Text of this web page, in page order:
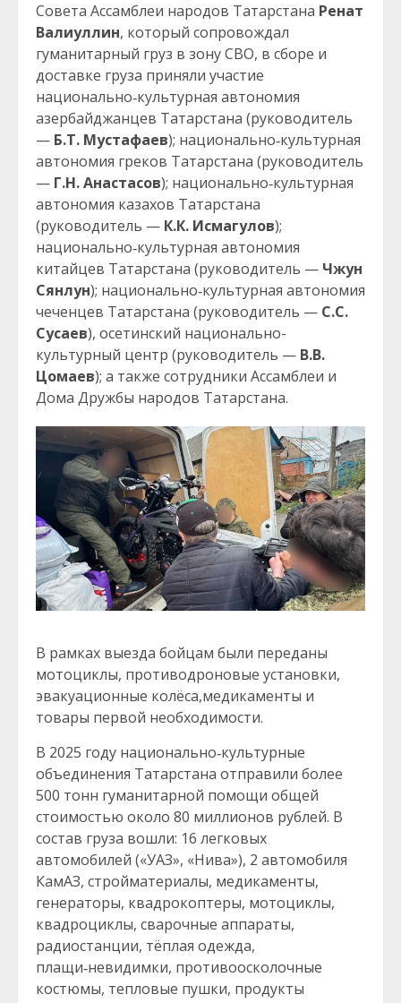
Совета Ассамблеи народов Татарстана Ренат
Валиуллин, который сопровождал
гуманитарный груз в зону СВО, в сборе и
доставке груза приняли участие
национально‑культурная автономия
азербайджанцев Татарстана (руководитель
— Б.Т. Мустафаев); национально‑культурная
автономия греков Татарстана (руководитель
— Г.Н. Анастасов); национально‑культурная
автономия казахов Татарстана
(руководитель — К.К. Исмагулов);
национально‑культурная автономия
китайцев Татарстана (руководитель — Чжун
Сянлун); национально‑культурная автономия
чеченцев Татарстана (руководитель — С.С.
Сусаев), осетинский национально-
культурный центр (руководитель — В.В.
Цомаев); а также сотрудники Ассамблеи и
Дома Дружбы народов Татарстана.
В рамках выезда бойцам были переданы
мотоциклы, противодроновые установки,
эвакуационные колёса,медикаменты и
товары первой необходимости.
В 2025 году национально‑культурные
объединения Татарстана отправили более
500 тонн гуманитарной помощи общей
стоимостью около 80 миллионов рублей. В
состав груза вошли: 16 легковых
автомобилей («УАЗ», «Нива»), 2 автомобиля
КамАЗ, стройматериалы, медикаменты,
генераторы, квадрокоптеры, мотоциклы,
квадроциклы, сварочные аппараты,
радиостанции, тёплая одежда,
плащи‑невидимки, противоосколочные
костюмы, тепловые пушки, продукты